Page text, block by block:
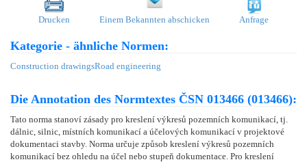
Drucken Einem Bekannten abschicken Anfrage
Kategorie - ähnliche Normen:
Construction drawingsRoad engineering
Die Annotation des Normtextes ČSN 013466 (013466):
Tato norma stanoví zásady pro kreslení výkresů pozemních komunikací, tj.
dálnic, silnic, místních komunikací a účelových komunikací v projektové
dokumentaci stavby. Norma určuje způsob kreslení výkresů pozemních
komunikací bez ohledu na účel nebo stupeň dokumentace. Pro kreslení